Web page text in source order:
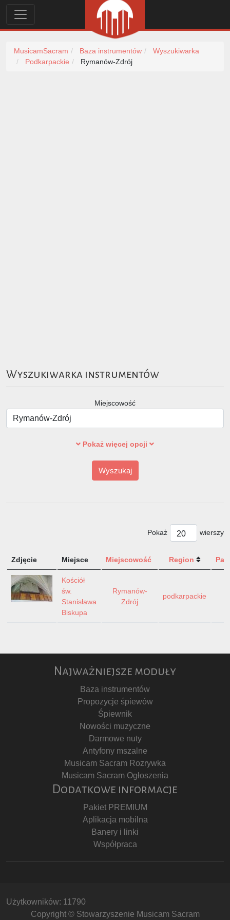
MusicamSacram Baza instrumentów
Wyszukiwarka
Podkarpackie
Rymanów-Zdrój
Wyszukiwarka instrumentów
Miejscowość
Pokaż więcej opcji
Wyszukaj
Pokaż wierszy
Zdjęcie Miejsce Miejscowość Region
Kościół
św.
Stanisława
Biskupa
Rymanów-
Zdrój
podkarpackie
Najważniejsze moduły
Baza instrumentów
Propozycje śpiewów
Śpiewnik
Nowości muzyczne
Darmowe nuty
Antyfony mszalne
Musicam Sacram Rozrywka
Musicam Sacram Ogłoszenia
Dodatkowe informacje
Pakiet PREMIUM
Aplikacja mobilna
Banery i linki
Współpraca
Użytkowników: 11790
Copyright © Stowarzyszenie Musicam Sacram